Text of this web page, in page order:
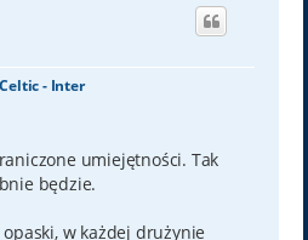
- Inter
umiejętności. Tak
będzie.
w każdej drużynie